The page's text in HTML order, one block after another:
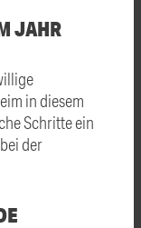
JAHR
in diesem
Schritte ein
der